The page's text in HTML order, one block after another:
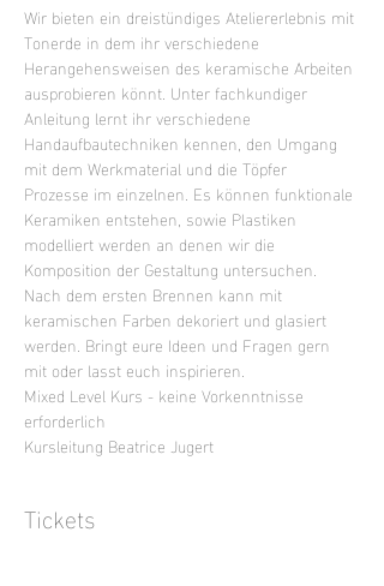
Wir bieten ein dreistündiges Ateliererlebnis mit
Tonerde in dem ihr verschiedene
Herangehensweisen des keramische Arbeiten
ausprobieren könnt. Unter fachkundiger
Anleitung lernt ihr verschiedene
Handaufbautechniken kennen, den Umgang
mit dem Werkmaterial und die Töpfer
Prozesse im einzelnen. Es können funktionale
Keramiken entstehen, sowie Plastiken
modelliert werden an denen wir die
Komposition der Gestaltung untersuchen.
Nach dem ersten Brennen kann mit
keramischen Farben dekoriert und glasiert
werden. Bringt eure Ideen und Fragen gern
mit oder lasst euch inspirieren.
Mixed Level Kurs - keine Vorkenntnisse
erforderlich
Kursleitung Beatrice Jugert
Tickets